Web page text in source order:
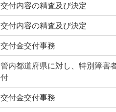
交付内容の精査及び決定
交付内容の精査及び決定
交付金交付事務
管内都道府県に対し、特別障害
付
交付金交付事務